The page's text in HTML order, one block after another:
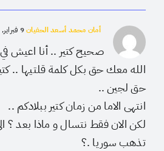
أمان محمد أسعد الحفيان9 فبراير, 2021 في 9:44 م
صحيح كتير .. أنا اعيش في
الله معك حق بكل كلمة قلتيها ..
حق لجين ..
انتهى الاما من زمان كتير ببلادكم ..
لكن الان فقط نتسال و ماذا بعد ؟
تذهب سوريا .؟